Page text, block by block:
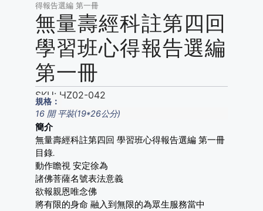
得報告選編 第一冊
無量壽經科註第四回
學習班心得報告選編
第一冊
SKU: HZ02-042
規格：
16 開 平裝(19*26公分)
簡介
無量壽經科註第四回 學習班心得報告選編 第一冊
目錄.
動作瞻視 安定徐為
諸佛菩薩名號表法意義
欲報親恩唯念佛
將有限的身命 融入到無限的為眾生服務當中